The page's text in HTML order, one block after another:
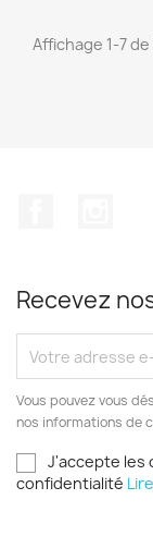
Affichage 1-7
Recevez
Vous pouvez vous
nos informations de
J'accepte les
confidentialité